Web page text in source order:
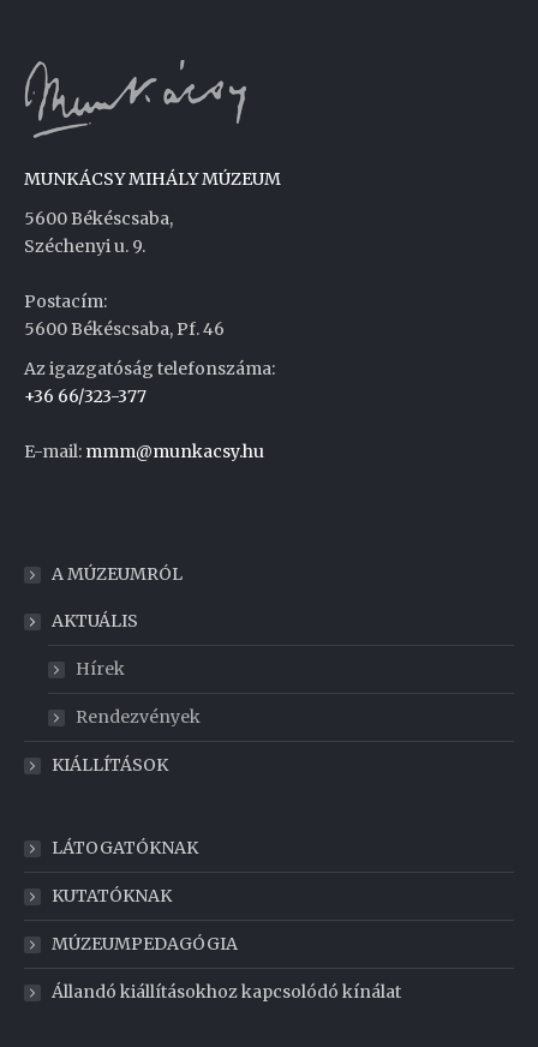
MUNKÁCSY MIHÁLY MÚZEUM
5600 Békéscsaba,
Széchenyi u. 9.
Postacím:
5600 Békéscsaba, Pf. 46
Az igazgatóság telefonszáma:
+36 66/323-377
E-mail: mmm@munkacsy.hu
A MÚZEUMRÓL
AKTUÁLIS
Hírek
Rendezvények
KIÁLLÍTÁSOK
LÁTOGATÓKNAK
KUTATÓKNAK
MÚZEUMPEDAGÓGIA
Állandó kiállításokhoz kapcsolódó kínálat